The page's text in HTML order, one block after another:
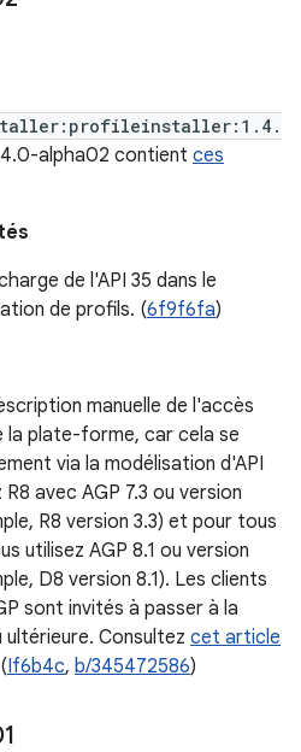
alpha02 contient ces
de l'API 35 dans le
de profils. (6f9f6fa)
manuelle de l'accès
la plate-forme, car cela se
via la modélisation d'API
avec AGP 7.3 ou version
R8 version 3.3) et pour tous
utilisez AGP 8.1 ou version
D8 version 8.1). Les clients
sont invités à passer à la
ultérieure. Consultez cet article
If6b4c, b/345472586)